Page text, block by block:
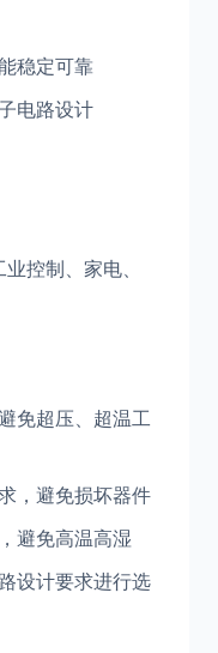
稳定可靠
电路设计
控制、家电、
免超压、超温工
，避免损坏器件
避免高温高湿
设计要求进行选